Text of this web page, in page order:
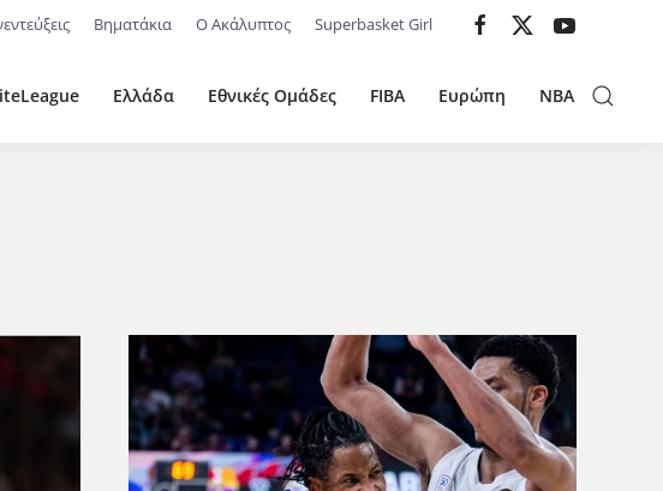
Βηματάκια Ο Ακάλυπτος Superbasket Girl
Ελλάδα Εθνικές Ομάδες FIBA Ευρώπη NBA